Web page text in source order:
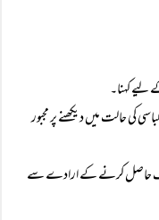
لیے کہنا۔
کی حالت میں دیکھنے پر مجبور
لطف حاصل کرنے کے ارادے سے